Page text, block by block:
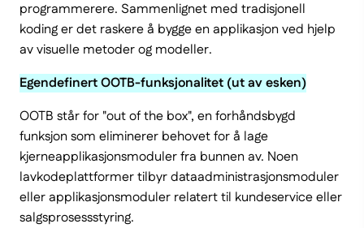
programmerere. Sammenlignet med tradisjonell
koding er det raskere å bygge en applikasjon ved hjelp
av visuelle metoder og modeller.
Egendefinert OOTB-funksjonalitet (ut av esken)
OOTB står for "out of the box", en forhåndsbygd
funksjon som eliminerer behovet for å lage
kjerneapplikasjonsmoduler fra bunnen av. Noen
lavkodeplattformer tilbyr dataadministrasjonsmoduler
eller applikasjonsmoduler relatert til kundeservice eller
salgsprosessstyring.